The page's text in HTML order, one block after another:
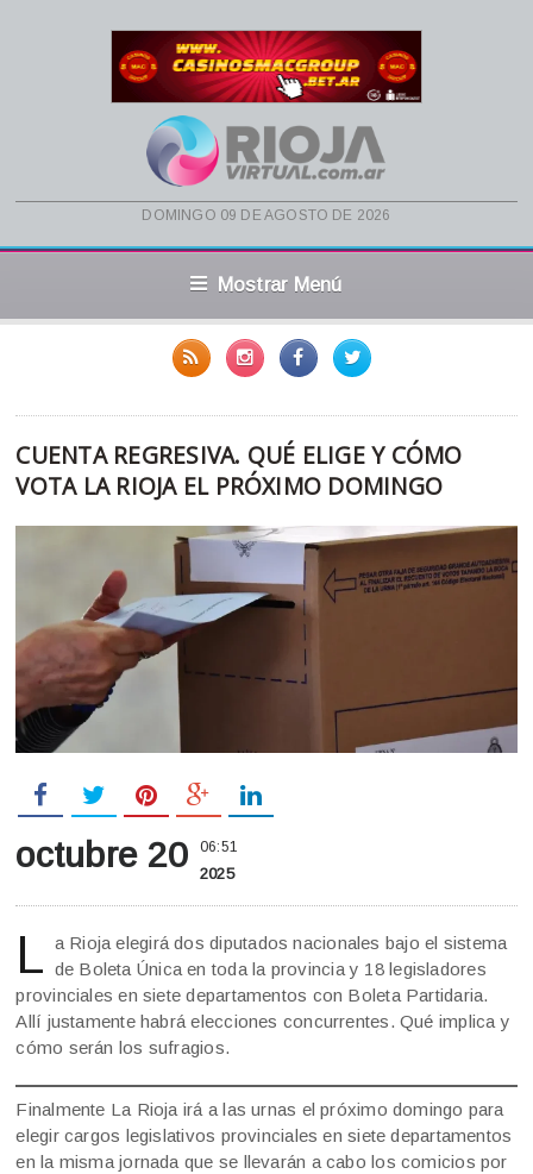
domingo 09 de agosto de 2026
Mostrar Menú
CUENTA REGRESIVA. QUÉ ELIGE Y CÓMO
VOTA LA RIOJA EL PRÓXIMO DOMINGO
octubre 20 06:51
2025
L a Rioja elegirá dos diputados nacionales bajo el sistema
de Boleta Única en toda la provincia y 18 legisladores
provinciales en siete departamentos con Boleta Partidaria.
Allí justamente habrá elecciones concurrentes. Qué implica y
cómo serán los sufragios.
Finalmente La Rioja irá a las urnas el próximo domingo para
elegir cargos legislativos provinciales en siete departamentos
en la misma jornada que se llevarán a cabo los comicios por